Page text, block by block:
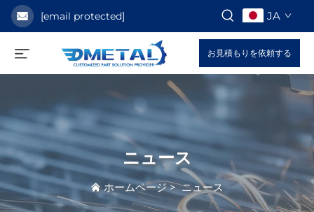
[email protected] JA
お見積もりを依頼する
ニュース
ホームページ>ニュース